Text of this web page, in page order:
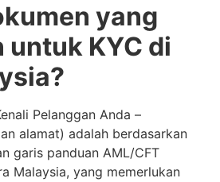
yang
KYC di
Pelanggan Anda –
alamat) adalah berdasarkan
garis panduan AML/CFT
Malaysia, yang memerlukan